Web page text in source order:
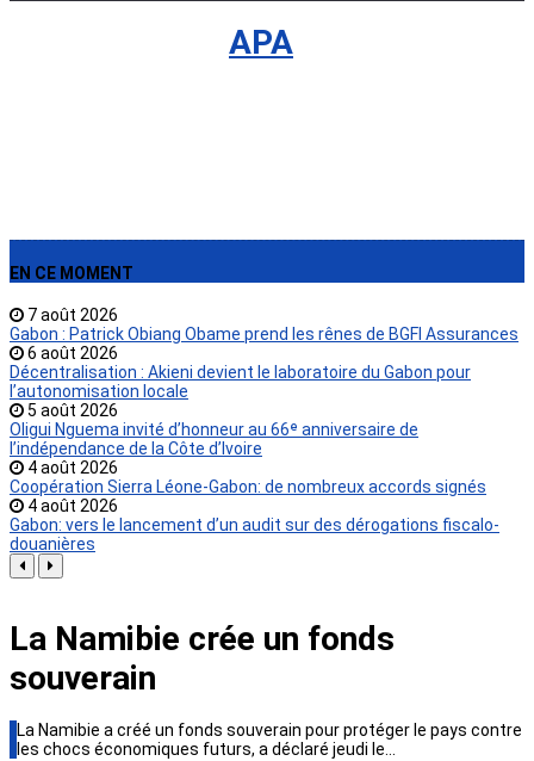
APA
EN CE MOMENT
7 août 2026
Gabon : Patrick Obiang Obame prend les rênes de BGFI Assurances
6 août 2026
Décentralisation : Akieni devient le laboratoire du Gabon pour
l’autonomisation locale
5 août 2026
Oligui Nguema invité d’honneur au 66ᵉ anniversaire de
l’indépendance de la Côte d’Ivoire
4 août 2026
Coopération Sierra Léone-Gabon: de nombreux accords signés
4 août 2026
Gabon: vers le lancement d’un audit sur des dérogations fiscalo-
douanières
La Namibie crée un fonds
souverain
La Namibie a créé un fonds souverain pour protéger le pays contre
les chocs économiques futurs, a déclaré jeudi le…